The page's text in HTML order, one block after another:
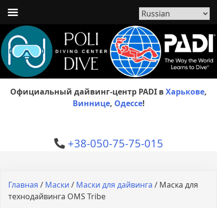
Официальный дайвинг-центр PADI вХарькове,
Виннице, Одессе!
+38-050-75-75-015
Главная / Маски / Маски для дайвинга / Маска для
технодайвинга OMS Tribe